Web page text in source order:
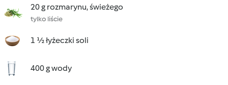
20 g rozmarynu, świeżego
tylko liście
1 ½ łyżeczki soli
400 g wody